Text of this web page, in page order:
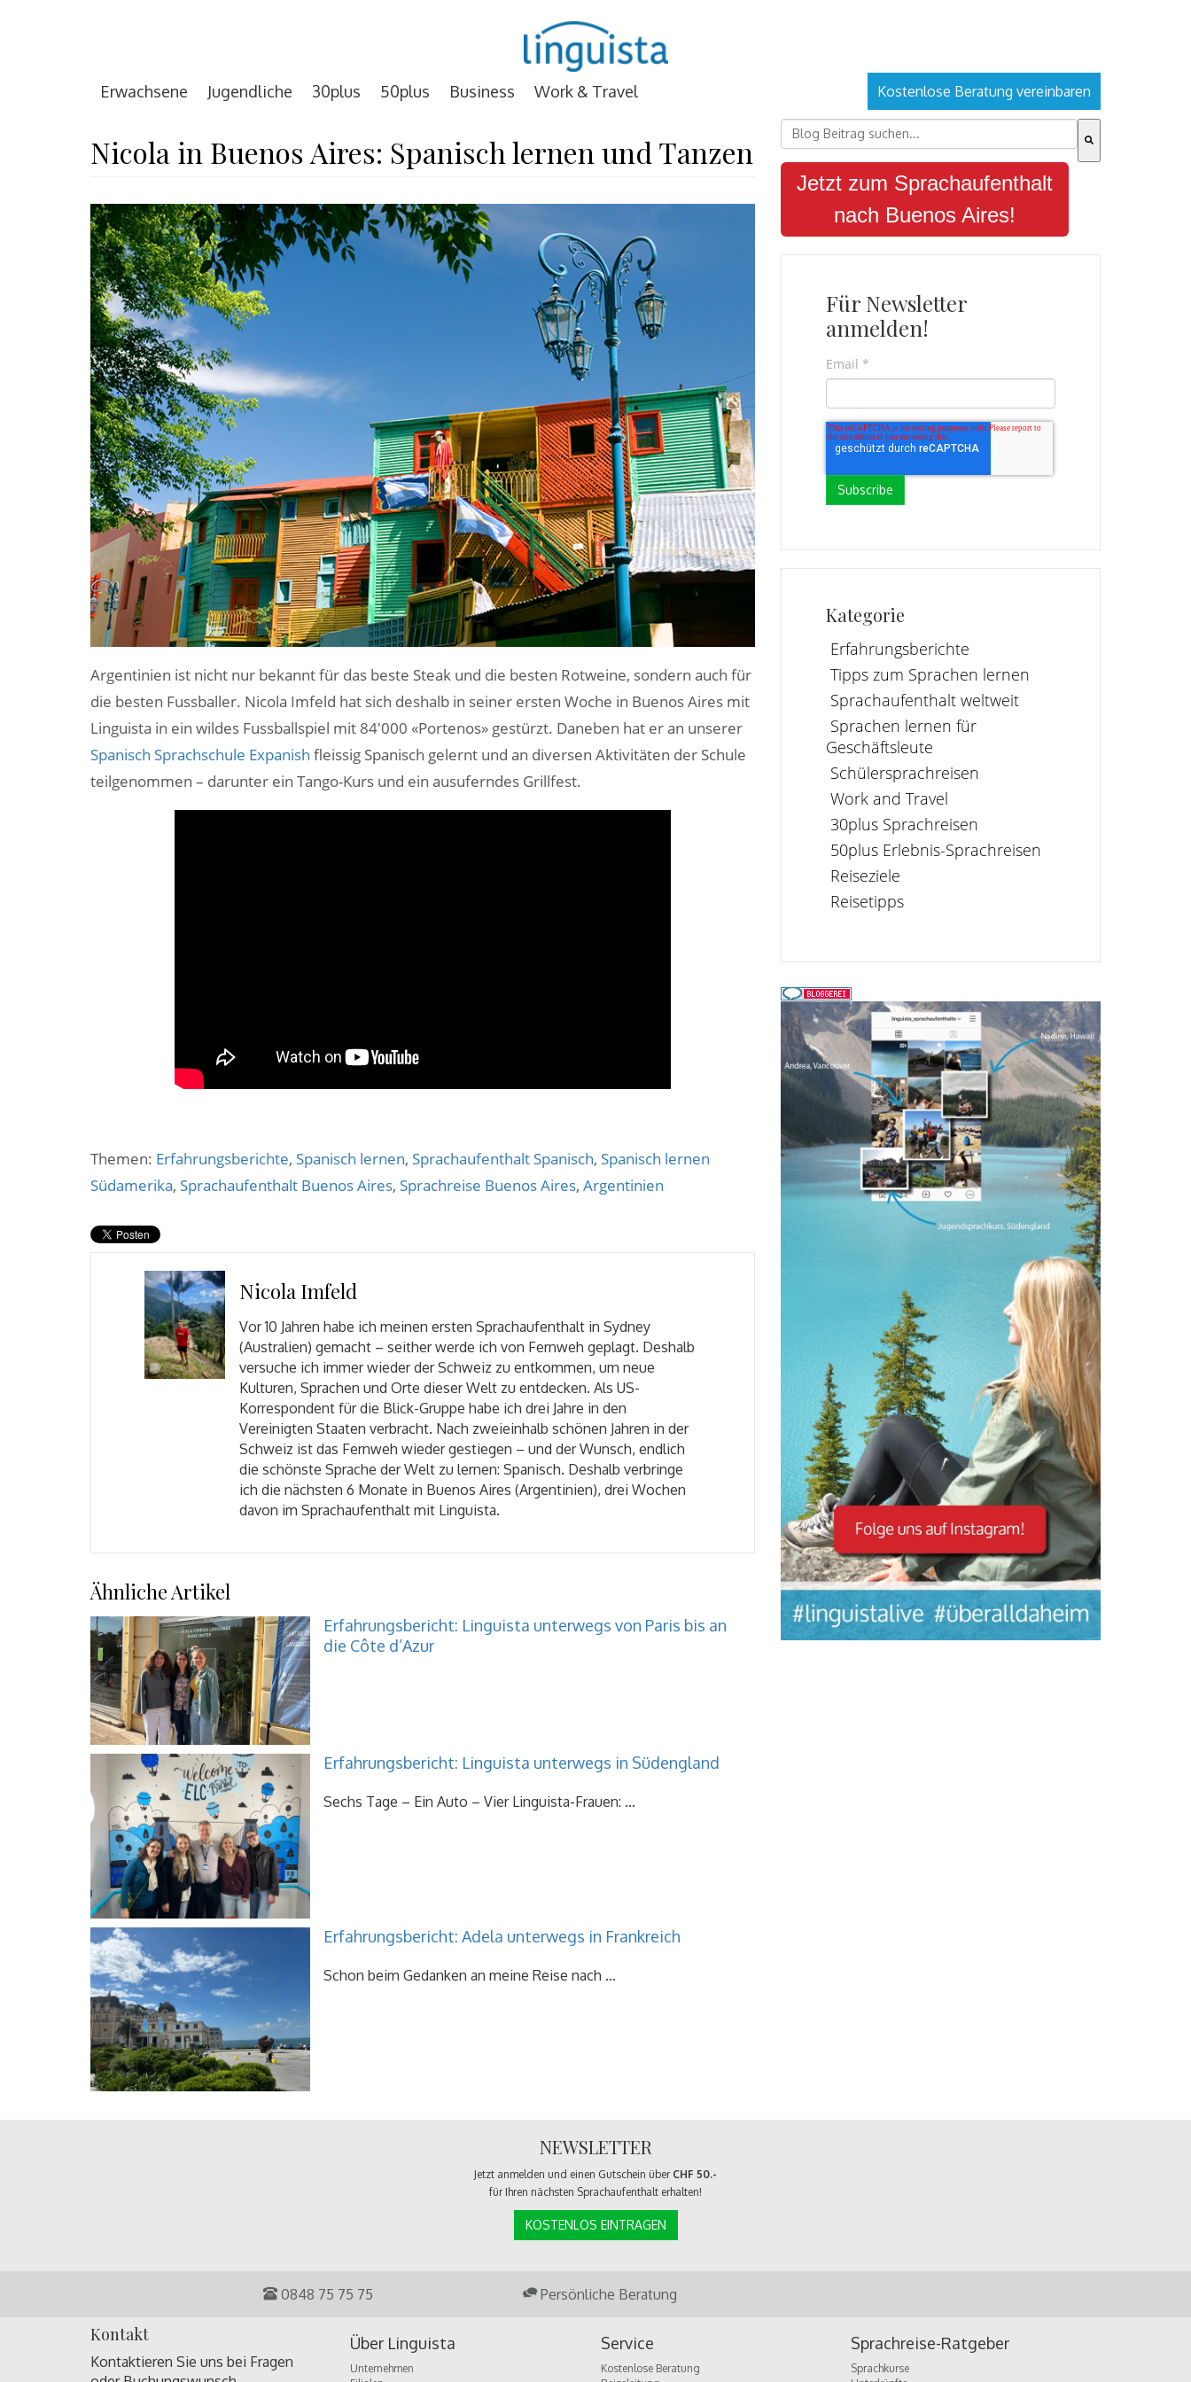
Erwachsene Jugendliche 30plus 50plus Business Work & Travel Kostenlose Beratung vereinbaren
Nicola in Buenos Aires: Spanisch lernen und Tanzen
Argentinien ist nicht nur bekannt für das beste Steak und die besten Rotweine, sondern auch für
die besten Fussballer. Nicola Imfeld hat sich deshalb in seiner ersten Woche in Buenos Aires mit
Linguista in ein wildes Fussballspiel mit 84'000 «Portenos» gestürzt. Daneben hat er an unserer
Spanisch Sprachschule Expanish fleissig Spanisch gelernt und an diversen Aktivitäten der Schule
teilgenommen – darunter ein Tango-Kurs und ein ausuferndes Grillfest.
Themen: Erfahrungsberichte, Spanisch lernen, Sprachaufenthalt Spanisch, Spanisch lernen
Südamerika, Sprachaufenthalt Buenos Aires, Sprachreise Buenos Aires, Argentinien
Nicola Imfeld
Vor 10 Jahren habe ich meinen ersten Sprachaufenthalt in Sydney
(Australien) gemacht – seither werde ich von Fernweh geplagt. Deshalb
versuche ich immer wieder der Schweiz zu entkommen, um neue
Kulturen, Sprachen und Orte dieser Welt zu entdecken. Als US-
Korrespondent für die Blick-Gruppe habe ich drei Jahre in den
Vereinigten Staaten verbracht. Nach zweieinhalb schönen Jahren in der
Schweiz ist das Fernweh wieder gestiegen – und der Wunsch, endlich
die schönste Sprache der Welt zu lernen: Spanisch. Deshalb verbringe
ich die nächsten 6 Monate in Buenos Aires (Argentinien), drei Wochen
davon im Sprachaufenthalt mit Linguista.
Ähnliche Artikel
Erfahrungsbericht: Linguista unterwegs von Paris bis an
die Côte d’Azur
Erfahrungsbericht: Linguista unterwegs in Südengland
Sechs Tage – Ein Auto – Vier Linguista-Frauen: ...
Erfahrungsbericht: Adela unterwegs in Frankreich
Schon beim Gedanken an meine Reise nach ...
Dies ist ein Suchfeld mit einer automatischen
Es gibt keine Vorschläge, da das Suchfeld leer ist.
Jetzt zum Sprachaufenthalt
nach Buenos Aires!
Für Newsletter
anmelden!
Email *
Kategorie
Erfahrungsberichte
Tipps zum Sprachen lernen
Sprachaufenthalt weltweit
Sprachen lernen für
Geschäftsleute
Schülersprachreisen
Work and Travel
30plus Sprachreisen
50plus Erlebnis-Sprachreisen
Reiseziele
Reisetipps
NEWSLETTER
Jetzt anmelden und einen Gutschein über CHF 50.-
für Ihren nächsten Sprachaufenthalt erhalten!
KOSTENLOS EINTRAGEN
0848 75 75 75 Persönliche Beratung
Kontakt
Kontaktieren Sie uns bei Fragen
Über Linguista
Unternehmen
Service
Kostenlose Beratung
Sprachreise-Ratgeber
Sprachkurse